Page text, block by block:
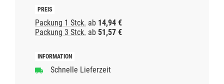
Packung 1 Stck. ab 14,94 €
Packung 3 Stck. ab 51,57 €
Schnelle Lieferzeit